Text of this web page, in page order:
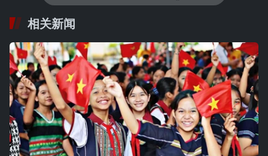
相关新闻